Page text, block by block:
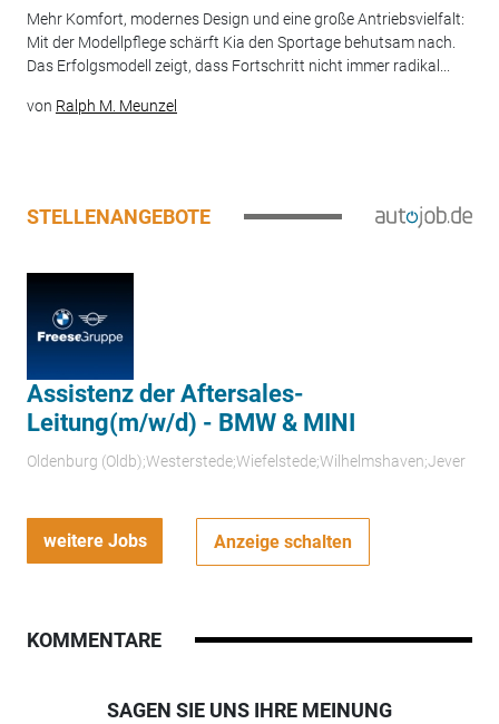
Mehr Komfort, modernes Design und eine große Antriebsvielfalt:
Mit der Modellpflege schärft Kia den Sportage behutsam nach.
Das Erfolgsmodell zeigt, dass Fortschritt nicht immer radikal...
von Ralph M. Meunzel
STELLENANGEBOTE
Assistenz der Aftersales-
Leitung(m/w/d) - BMW & MINI
Oldenburg (Oldb);Westerstede;Wiefelstede;Wilhelmshaven;Jever
weitere Jobs Anzeige schalten
KOMMENTARE
SAGEN SIE UNS IHRE MEINUNG